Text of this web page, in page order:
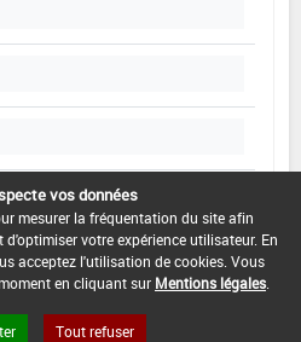
:-
(Min) :Du stade 8 feuilles
du sol
:-
vos données
mesurer la fréquentation du site afin
votre expérience utilisateur. En
acceptez l'utilisation de cookies. Vous
en cliquant sur Mentions légales
Tout refuser